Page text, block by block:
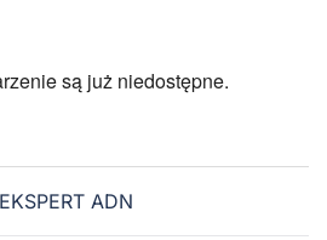
są już niedostępne.
EKSPERT ADN